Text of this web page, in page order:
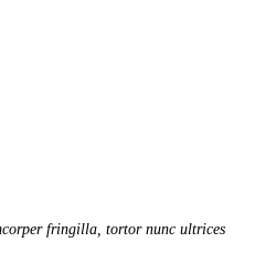
fringilla, tortor nunc ultrices